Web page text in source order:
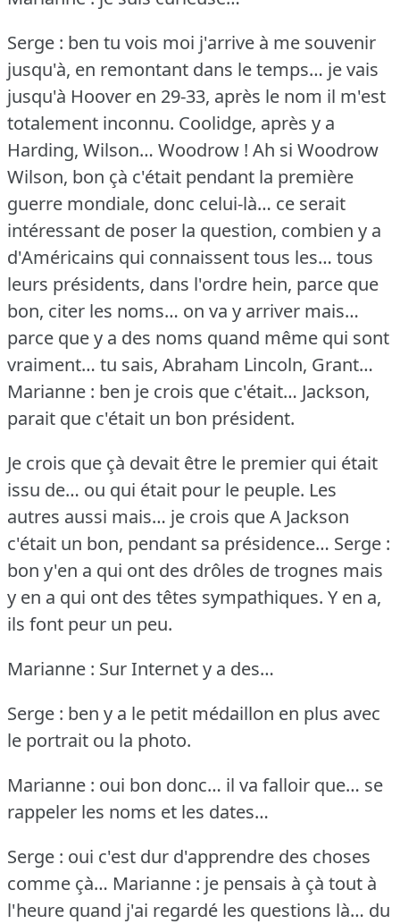
Serge : ben tu vois moi j'arrive à me souvenir
jusqu'à, en remontant dans le temps… je vais
jusqu'à Hoover en 29-33, après le nom il m'est
totalement inconnu. Coolidge, après y a
Harding, Wilson… Woodrow ! Ah si Woodrow
Wilson, bon çà c'était pendant la première
guerre mondiale, donc celui-là… ce serait
intéressant de poser la question, combien y a
d'Américains qui connaissent tous les… tous
leurs présidents, dans l'ordre hein, parce que
bon, citer les noms… on va y arriver mais…
parce que y a des noms quand même qui sont
vraiment… tu sais, Abraham Lincoln, Grant…
Marianne : ben je crois que c'était… Jackson,
parait que c'était un bon président.
Je crois que çà devait être le premier qui était
issu de… ou qui était pour le peuple. Les
autres aussi mais… je crois que A Jackson
c'était un bon, pendant sa présidence… Serge :
bon y'en a qui ont des drôles de trognes mais
y en a qui ont des têtes sympathiques. Y en a,
ils font peur un peu.
Marianne : Sur Internet y a des…
Serge : ben y a le petit médaillon en plus avec
le portrait ou la photo.
Marianne : oui bon donc… il va falloir que… se
rappeler les noms et les dates…
Serge : oui c'est dur d'apprendre des choses
comme çà… Marianne : je pensais à çà tout à
l'heure quand j'ai regardé les questions là… du